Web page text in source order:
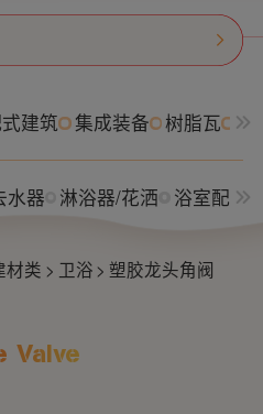
建筑 集成装备 树脂瓦 消
水器 淋浴器/花洒 浴室配件
Valve
材类 > 卫浴 > 塑胶龙头角阀